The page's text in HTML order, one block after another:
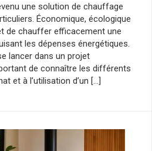
une solution de chauffage
Économique, écologique
de chauffer efficacement une
les dépenses énergétiques.
lancer dans un projet
de connaître les différents
et à l’utilisation d’un […]